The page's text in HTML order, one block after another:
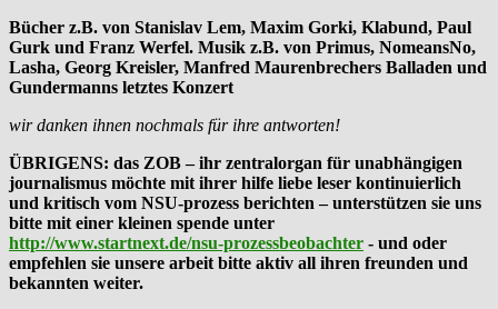
Bücher z.B. von Stanislav Lem, Maxim Gorki, Klabund, Paul
Gurk und Franz Werfel. Musik z.B. von Primus, NomeansNo,
Lasha, Georg Kreisler, Manfred Maurenbrechers Balladen und
Gundermanns letztes Konzert
wir danken ihnen nochmals für ihre antworten!
ÜBRIGENS: das ZOB – ihr zentralorgan für unabhängigen
journalismus möchte mit ihrer hilfe liebe leser kontinuierlich
und kritisch vom NSU-prozess berichten – unterstützen sie uns
bitte mit einer kleinen spende unter
http://www.startnext.de/nsu-prozessbeobachter - und oder
empfehlen sie unsere arbeit bitte aktiv all ihren freunden und
bekannten weiter.